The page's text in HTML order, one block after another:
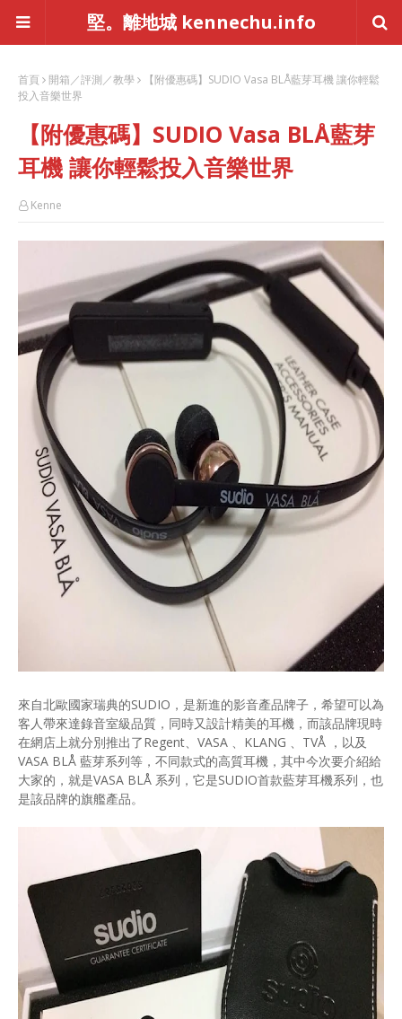
堅。離地城 kennechu.info
首頁 開箱／評測／教學
【附優惠碼】SUDIO Vasa BLÅ藍芽耳機 讓你輕鬆
投入音樂世界
【附優惠碼】SUDIO Vasa BLÅ藍芽
耳機 讓你輕鬆投入音樂世界
Kenne
來自北歐國家瑞典的SUDIO，是新進的影音產品牌子，希望可以為
客人帶來達錄音室級品質，同時又設計精美的耳機，而該品牌現時
在網店上就分別推出了Regent、VASA 、KLANG 、TVÅ ，以及
VASA BLÅ 藍芽系列等，不同款式的高質耳機，其中今次要介紹給
大家的，就是VASA BLÅ 系列，它是SUDIO首款藍芽耳機系列，也
是該品牌的旗艦產品。